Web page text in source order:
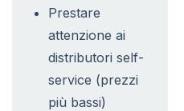
Prestare
attenzione ai
distributori self-
service (prezzi
più bassi)